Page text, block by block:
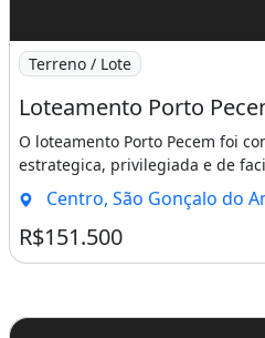
Imagem: Loteamento Porto
Terreno / Lote
O loteamento Porto Pecem foi
estrategica, privilegiada e de
Centro, São Gonçalo do
R$151.500